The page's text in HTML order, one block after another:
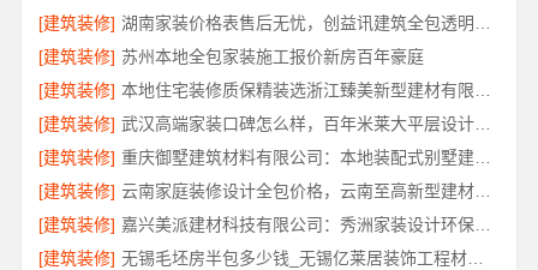
[建筑装修]
[建筑装修] 苏州本地全包家装施工报价新房百年豪庭
[建筑装修]
[建筑装修]
武汉高端家装口碑怎么样，百年米莱大平层设计装修实景
[建筑装修]
重庆御墅建筑材料有限公司：本地装配式别墅建造零增项
[建筑装修]
云南家庭装修设计全包价格，云南至高新型建材有限公司
[建筑装修]
嘉兴美派建材科技有限公司：秀洲家装设计环保材料推荐
[建筑装修]
无锡毛坯房半包多少钱_无锡亿莱居装饰工程材料有限公司